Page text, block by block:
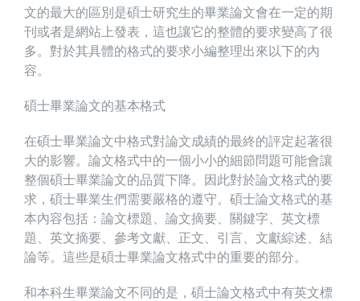
文的最大的區別是碩士研究生的畢業論文會在一定的期
刊或者是網站上發表，這也讓它的整體的要求變高了很
多。對於其具體的格式的要求小編整理出來以下的內
容。
碩士畢業論文的基本格式
在碩士畢業論文中格式對論文成績的最終的評定起著很
大的影響。論文格式中的一個小小的細節問題可能會讓
整個碩士畢業論文的品質下降。因此對於論文格式的要
求，碩士畢業生們需要嚴格的遵守。碩士論文格式的基
本內容包括：論文標題、論文摘要、關鍵字、英文標
題、英文摘要、參考文獻、正文、引言、文獻綜述、結
論等。這些是碩士畢業論文格式中的重要的部分。
和本科生畢業論文不同的是，碩士論文格式中有英文標